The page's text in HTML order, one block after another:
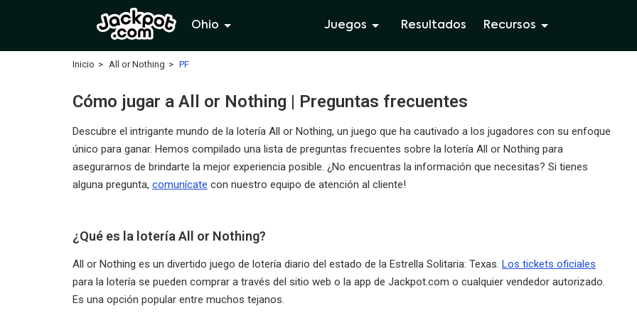
Ohio Juegos Resultados Recursos
Inicio All or Nothing PF
Cómo jugar a All or Nothing | Preguntas frecuentes
Descubre el intrigante mundo de la lotería All or Nothing, un juego que ha cautivado a los jugadores con su enfoque
único para ganar. Hemos compilado una lista de preguntas frecuentes sobre la lotería All or Nothing para
asegurarnos de brindarte la mejor experiencia posible. ¿No encuentras la información que necesitas? Si tienes
alguna pregunta, comunícate con nuestro equipo de atención al cliente!
¿Qué es la lotería All or Nothing?
All or Nothing es un divertido juego de lotería diario del estado de la Estrella Solitaria: Texas. Los tickets oficiales
para la lotería se pueden comprar a través del sitio web o la app de Jackpot.com o cualquier vendedor autorizado.
Es una opción popular entre muchos tejanos.